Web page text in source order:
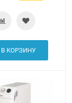
В КОРЗИНУ